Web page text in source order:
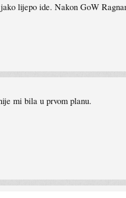
lijepo ide. Nakon GoW
mi bila u prvom planu.